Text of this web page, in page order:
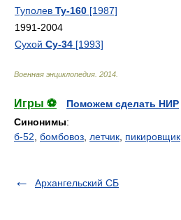
Туполев Ту-160 [1987]
1991-2004
Сухой Су-34 [1993]
Военная энциклопедия 2014
Игры ⚽
Поможем сделать НИР
Синонимы:
б-52 бомбовоз летчик пикировщик
Архангельский СБ